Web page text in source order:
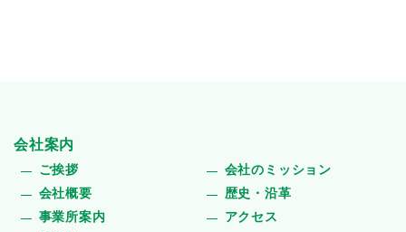
会社案内
ご挨拶
会社のミッション
会社概要
歴史・沿革
事業所案内
アクセス